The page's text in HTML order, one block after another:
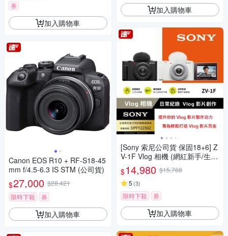
券
加入購物車
Canon EOS R10 + RF-S18-45
mm f/4.5-6.3 IS STM (公司貨)
$27,000 $28,421
限時下殺
券
加入購物車
加入購物車
[Sony 索尼公司貨 保固18+6] Z
V-1F Vlog 相機 (網紅新手/生活
隨拍)
$14,980 $15,768
5 (3)
限時下殺 券
加入購物車